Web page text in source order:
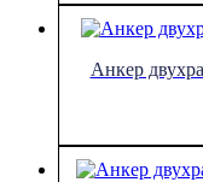
Анкер